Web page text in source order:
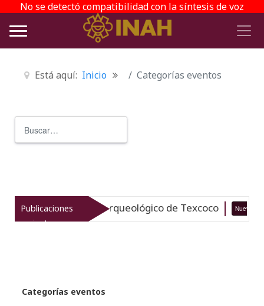
No se detectó compatibilidad con la síntesis de voz
Está aquí: Inicio Categorías eventos
Publicaciones
recientes
el patrimonio arqueológico de Texcoco Nuevo
Categorías eventos